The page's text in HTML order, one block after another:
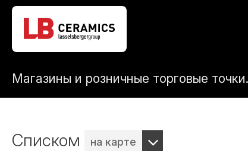
Магазины и розничные торговые
Списком на карте